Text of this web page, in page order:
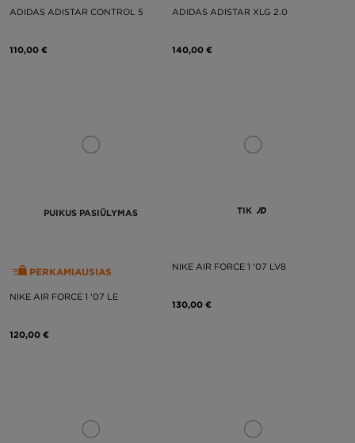
ADIDAS ADISTAR CONTROL 5
110,00 €
ADIDAS ADISTAR XLG 2.0
140,00 €
PUIKUS PASIŪLYMAS
PERKAMIAUSIAS
NIKE AIR FORCE 1 '07 LE
120,00 €
TIK
NIKE AIR FORCE 1 '07 LV8
130,00 €